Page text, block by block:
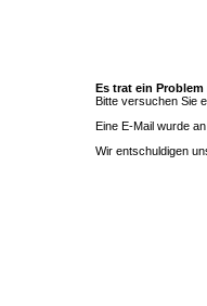
Es trat ein
Bitte versuchen Sie
Eine E-Mail wurde
Wir entschuldigen